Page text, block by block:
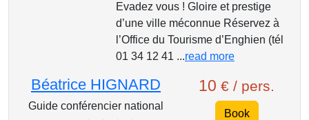
Evadez vous ! Gloire et prestige
d’une ville méconnue Réservez à
l’Office du Tourisme d’Enghien (tél
01 34 12 41 ...read more
Béatrice HIGNARD
Guide conférencier national
10 € / pers.
Book